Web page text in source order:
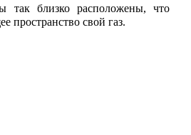
так близко расположены, что
пространство свой газ.